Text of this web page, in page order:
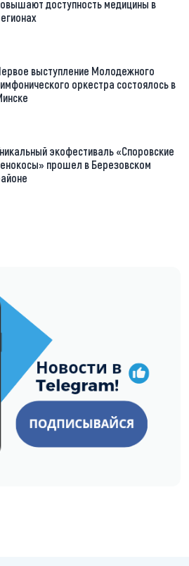
доступность медицины в
выступление Молодежного
оркестра состоялось в
экофестиваль «Споровские
прошел в Березовском